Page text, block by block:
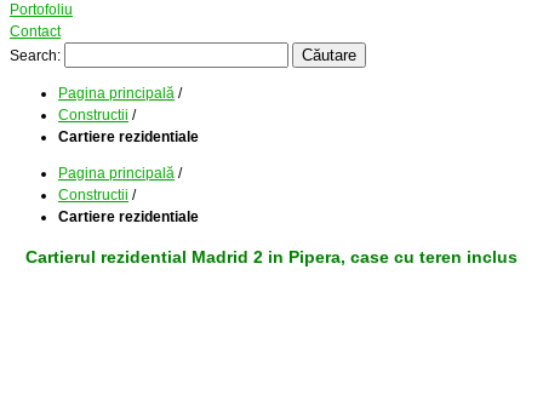
Portofoliu
Contact
Search:
Căutare
Pagina principală /
Constructii /
Cartiere rezidentiale
Pagina principală /
Constructii /
Cartiere rezidentiale
Cartierul rezidential Madrid 2 in Pipera, case cu teren inclus